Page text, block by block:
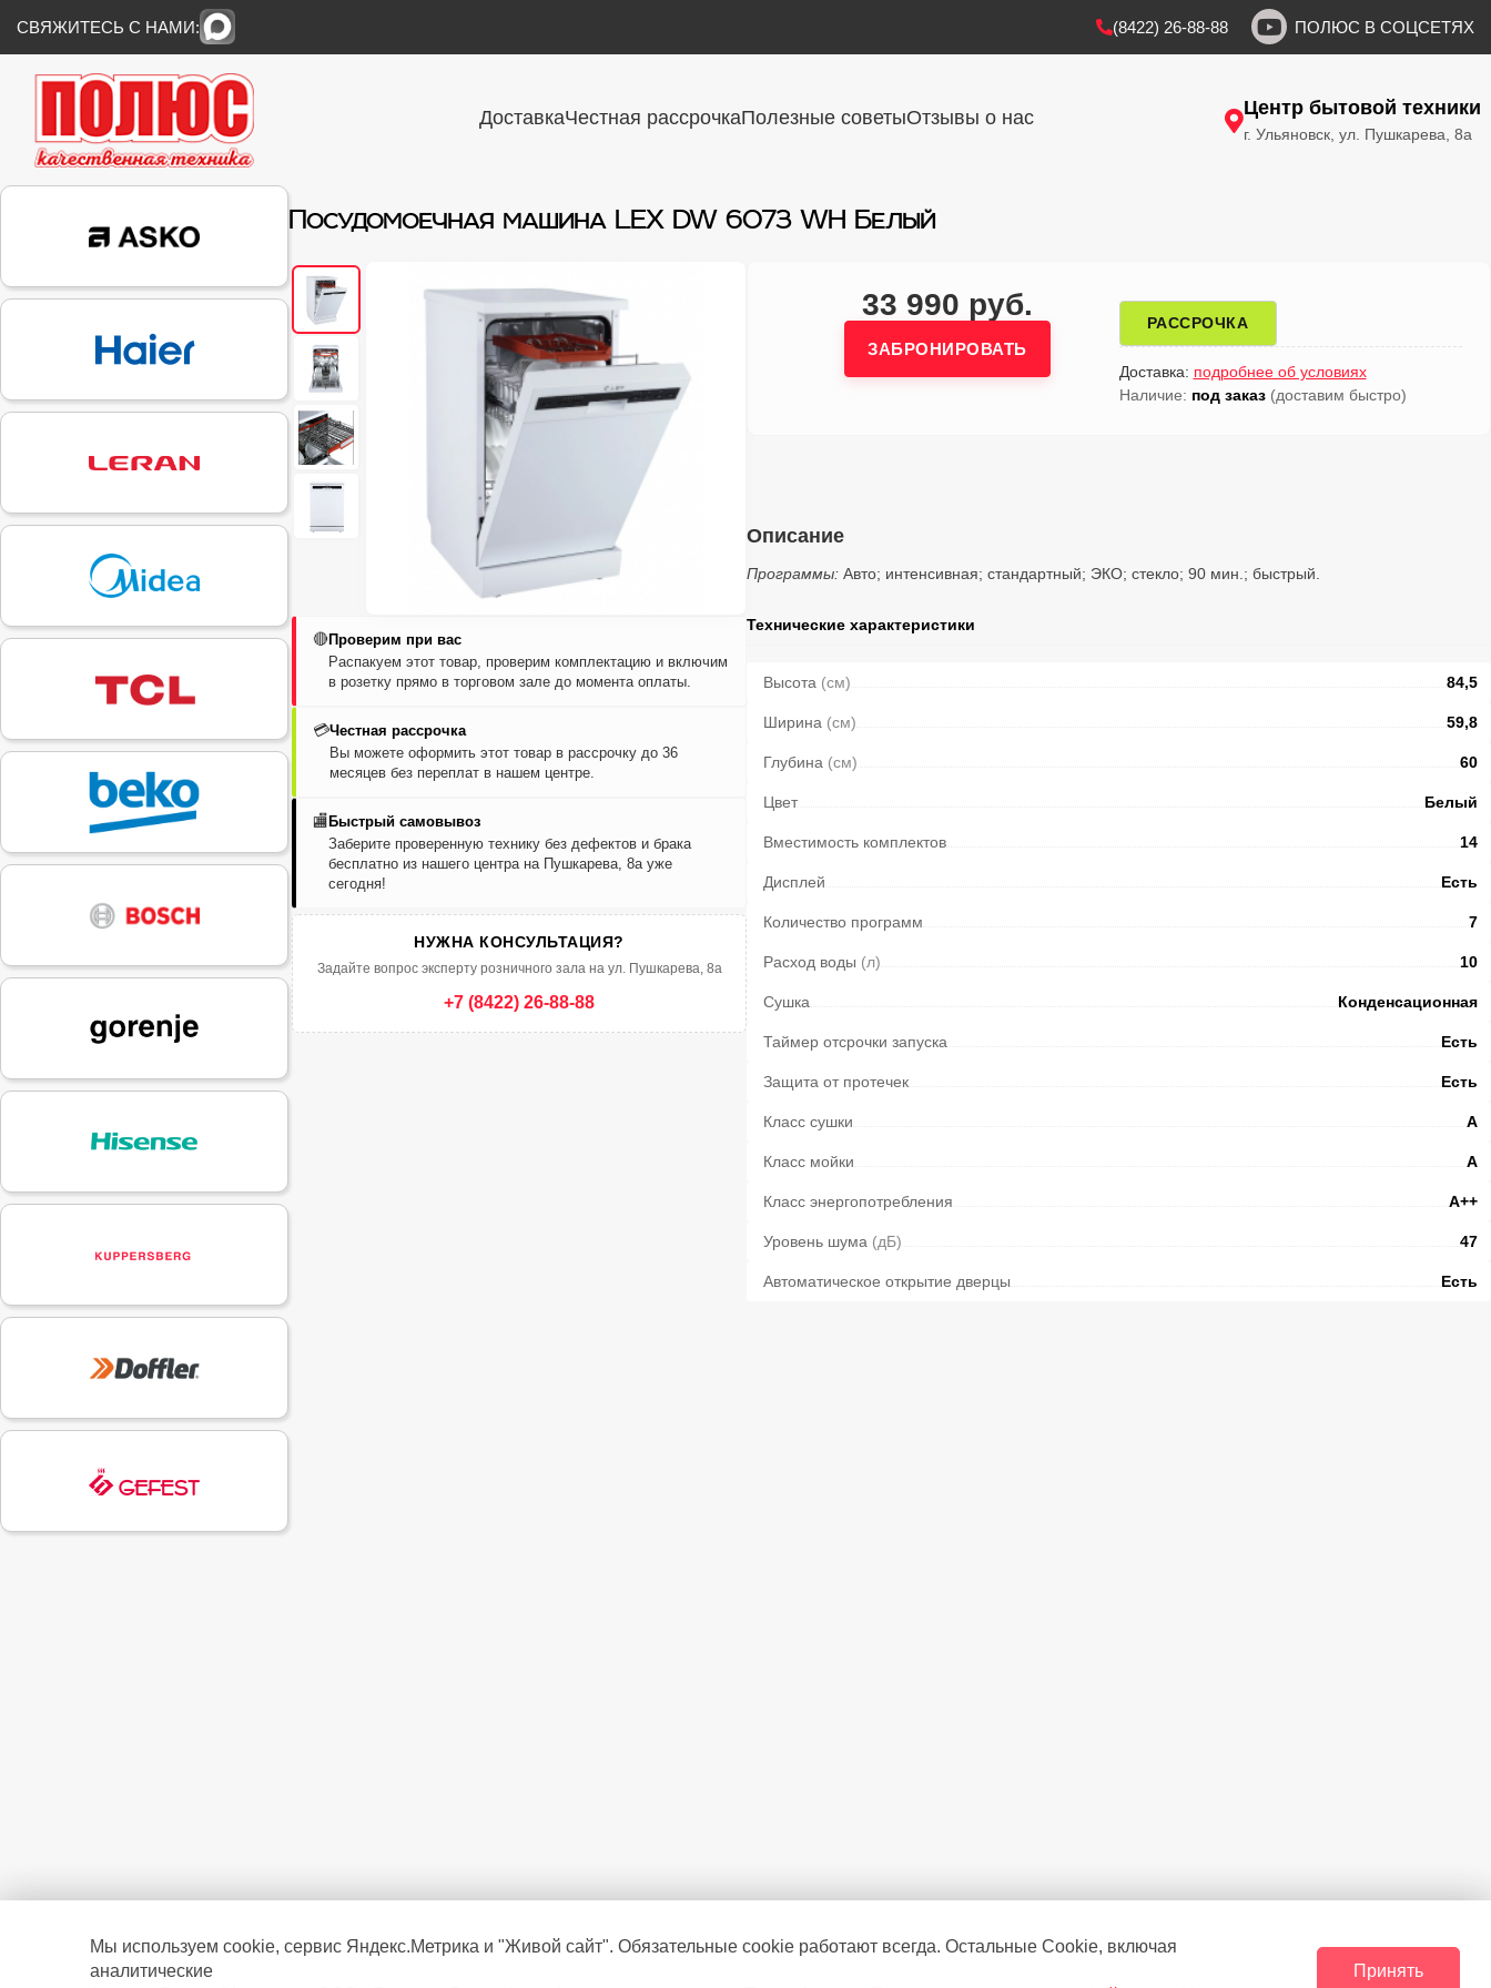
СВЯЖИТЕСЬ С НАМИ: (8422) 26-88-88 ПОЛЮС В СОЦСЕТЯХ
ДоставкаЧестная рассрочкаПолезные советыОтзывы о нас Центр бытовой техники
г. Ульяновск, ул. Пушкарева, 8а
Посудомоечная машина LEX DW 6073 WH Белый
🔴Проверим при вас
Распакуем этот товар, проверим комплектацию и включим
в розетку прямо в торговом зале до момента оплаты.
💳Честная рассрочка
Вы можете оформить этот товар в рассрочку до 36
месяцев без переплат в нашем центре.
🏬 Быстрый самовывоз
Заберите проверенную технику без дефектов и брака
бесплатно из нашего центра на Пушкарева, 8а уже
сегодня!
НУЖНА КОНСУЛЬТАЦИЯ?
Задайте вопрос эксперту розничного зала на ул. Пушкарева, 8а
+7 (8422) 26-88-88
33 990 руб.
ЗАБРОНИРОВАТЬ
РАССРОЧКА
Доставка: подробнее об условиях
Наличие: под заказ(доставим быстро)
Описание
Программы: Авто; интенсивная; стандартный; ЭКО; стекло; 90 мин.; быстрый.
Технические характеристики
Высота (см) 84,5
Ширина (см) 59,8
Глубина (см) 60
Цвет Белый
Вместимость комплектов 14
Дисплей Есть
Количество программ 7
Расход воды (л) 10
Сушка Конденсационная
Таймер отсрочки запуска Есть
Защита от протечек Есть
Класс сушки A
Класс мойки A
Класс энергопотребления А++
Уровень шума (дБ) 47
Автоматическое открытие дверцы Есть
Мы используем cookie, сервис Яндекс.Метрика и "Живой сайт". Обязательные cookie работают всегда. Остальные Сookie, включая
аналитические
Принять